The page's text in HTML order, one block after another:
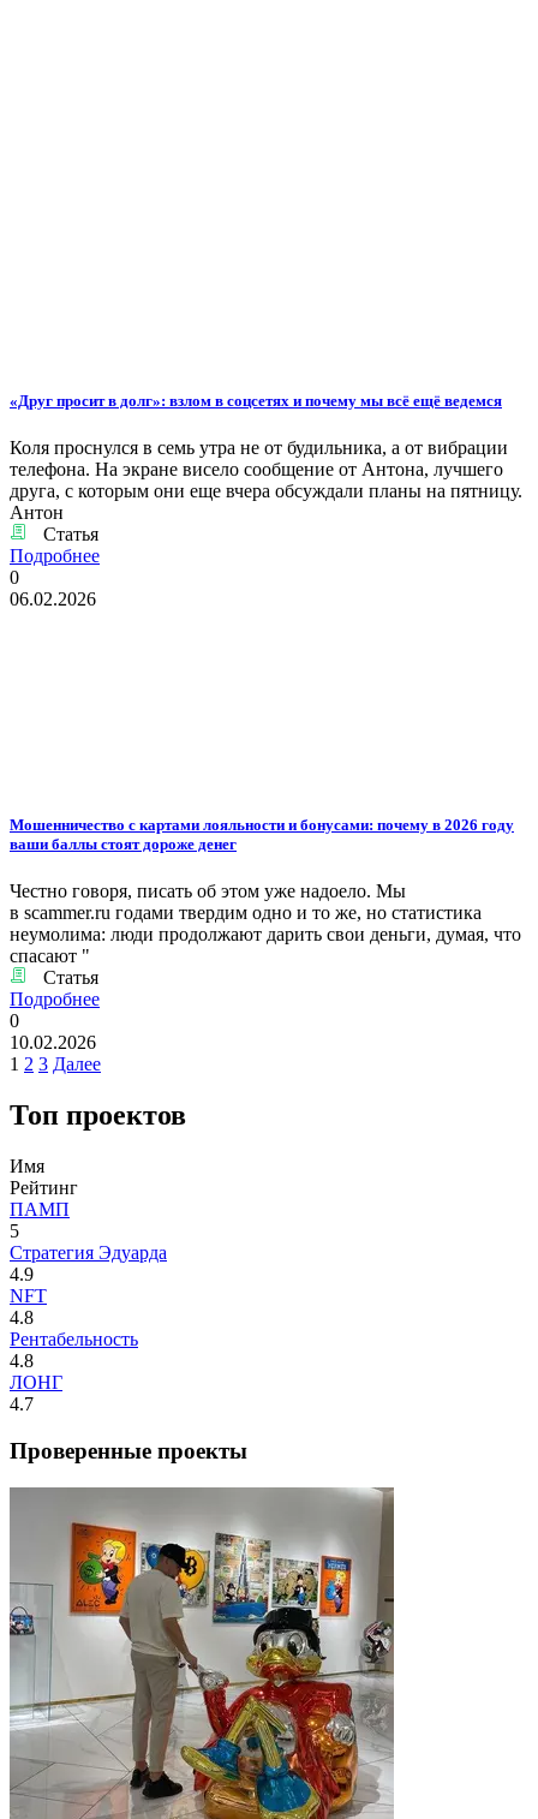
«Друг просит в долг»: взлом в соцсетях и почему мы всё ещё ведемся
Коля проснулся в семь утра не от будильника, а от вибрации
телефона. На экране висело сообщение от Антона, лучшего
друга, с которым они еще вчера обсуждали планы на пятницу.
Антон
Статья
Подробнее
0
06.02.2026
Мошенничество с картами лояльности и бонусами: почему в 2026 году
ваши баллы стоят дороже денег
Честно говоря, писать об этом уже надоело. Мы
в scammer.ru годами твердим одно и то же, но статистика
неумолима: люди продолжают дарить свои деньги, думая, что
спасают "
Статья
Подробнее
0
10.02.2026
Пагинация
записей
1 2 3 Далее
Топ проектов
Имя
Рейтинг
ПАМП
5
Стратегия Эдуарда
4.9
NFT
4.8
Рентабельность
4.8
ЛОНГ
4.7
Проверенные проекты